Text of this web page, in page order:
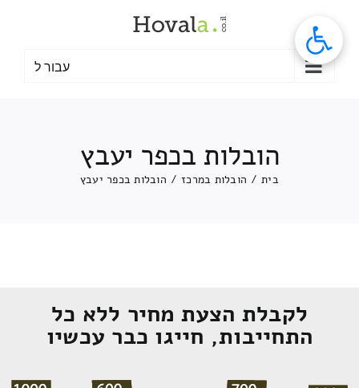
עבור ל
הובלות בכפר יעבץ
בית / הובלות במרכז / הובלות בכפר יעבץ
לקבלת הצעת מחיר ללא כל
התחייבות, חייגו כבר עכשיו